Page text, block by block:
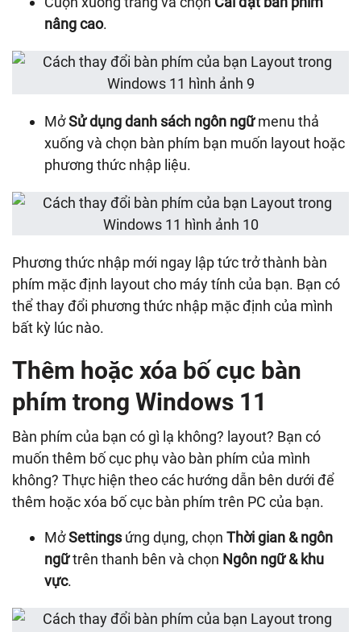
nâng cao.
MởSử dụng danh sách ngôn ngữmenu thả
xuống và chọn bàn phím bạn muốn layout hoặc
phương thức nhập liệu.
Phương thức nhập mới ngay lập tức trở thành bàn
phím mặc định layout cho máy tính của bạn. Bạn có
thể thay đổi phương thức nhập mặc định của mình
bất kỳ lúc nào.
Thêm hoặc xóa bố cục bàn
phím trong Windows 11
Bàn phím của bạn có gì lạ không? layout? Bạn có
muốn thêm bố cục phụ vào bàn phím của mình
không? Thực hiện theo các hướng dẫn bên dưới để
thêm hoặc xóa bố cục bàn phím trên PC của bạn.
MởSettings ứng dụng, chọn Thời gian & ngôn
ngữtrên thanh bên và chọn Ngôn ngữ & khu
vực.